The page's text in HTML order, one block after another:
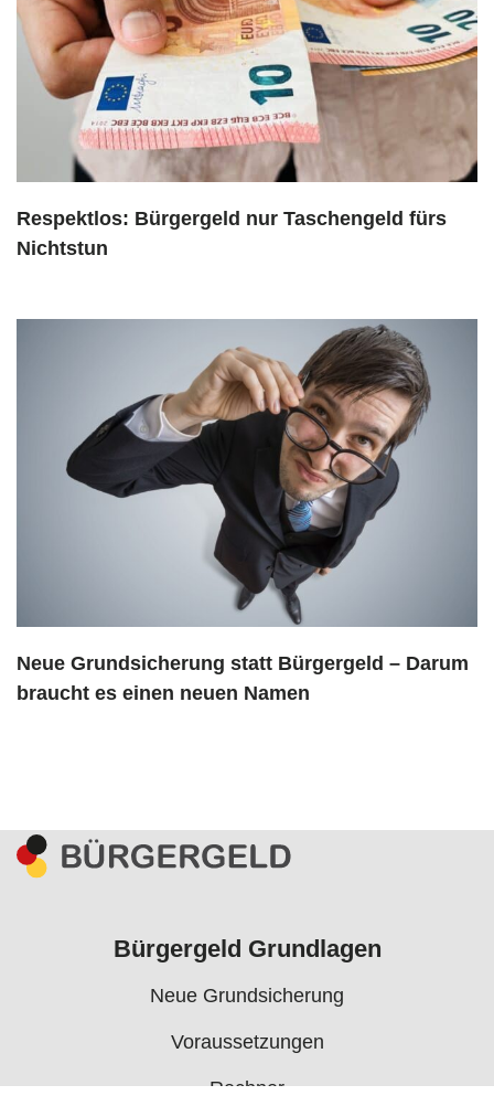
Respektlos: Bürgergeld nur Taschengeld fürs
Nichtstun
Neue Grundsicherung statt Bürgergeld – Darum
braucht es einen neuen Namen
Bürgergeld Grundlagen
Neue Grundsicherung
Voraussetzungen
Rechner